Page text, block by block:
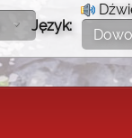
Język: